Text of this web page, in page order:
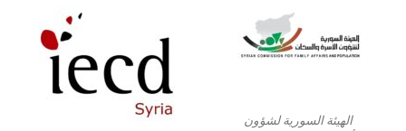
الهيئة السورية لشؤون